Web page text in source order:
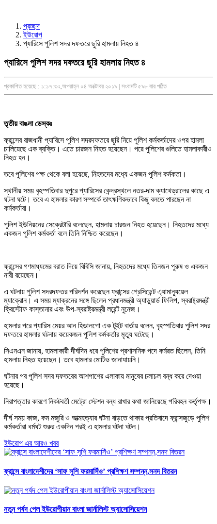
প্রচ্ছদ
ইউরোপ
প্যারিসে পুলিশ সদর দফতরে ছুরি হামলায় নিহত ৪
প্যারিসে পুলিশ সদর দফতরে ছুরি হামলায় নিহত ৪
প্রকাশিত হয়েছে : ১:১৭:৩২,অপরাহ্ন ০৪ অক্টোবর ২০১৯ | সংবাদটি ৫৯৮ বার পঠিত
তৃতীয় বাঙলা ডেস্কঃ
ফ্রান্সের রাজধানী প্যারিসে পুলিশ সদরদফতরে ছুরি নিয়ে পুলিশ কর্মকর্তাদের ওপর হামলা
চালিয়েছে এক ব্যক্তি। এতে চারজন নিহত হয়েছেন। পরে পুলিশের গুলিতে হামলাকারীও
নিহত হন।
তবে পুলিশের পক্ষ থেকে বলা হয়েছে, নিহতদের মধ্যে একজন পুলিশ কর্মকতা।
স্থানীয় সময় বৃহস্পতিবার দুপুরে প্যারিসের কেন্দ্রস্থলে নতর-দাম ক্যাথেড্রালের কাছে এ
ঘটনা ঘটে। তবে এ হামলার কারণ সম্পর্কে তাৎক্ষণিকভাবে কিছু বলতে পারছেন না
কর্মকর্তারা।
পুলিশ ইউনিয়নের সেক্রেটারি বলেছেন, হামলায় চারজন নিহত হয়েছেন। নিহতদের মধ্যে
একজন পুলিশ কর্মকর্তা বলে তিনি নিশ্চিত করেছেন।
ফ্রান্সের গণমাধ্যমের বরাত দিয়ে বিবিসি জানায়, নিহতদের মধ্যে তিনজন পুরুষ ও একজন
নারী রয়েছেন।
এ ঘটনায় পুলিশ সদরদফতর পরিদর্শন করেছেন ফ্রান্সের প্রেসিডেন্ট এ্যামান্যুয়েল
ম্যাক্রোন। এ সময় ম্যাক্রনের সঙ্গে ছিলেন প্রধানমন্ত্রী অ্যাডুয়ার্ড ফিলিপ, স্বরাষ্ট্রমন্ত্রী
ক্রিস্টোফ কাস্তানার এবং উপ-স্বরাষ্ট্রমন্ত্রী লরেন্ট নুনেজ।
হামলার পরে প্যারিস মেয়র আন হিডালগো এক টুইট বার্তায় বলেন, বৃহস্পতিবার পুলিশ সদর
দফতরে হামলার ঘটনায় কয়েকজন পুলিশ কর্মকর্তার মৃত্যু ঘটেছে।
সিএনএন জানায়, হামলাকারী দীর্ঘদিন ধরে পুলিশের প্রশাসনিক পদে কর্মরত ছিলেন, তিনি
হামলায় নিহত হয়েছেন। তবে হামলার মোটিভ জানাযায়নি।
ঘটনার পর পুলিশ সদর দফতরের আশপাশের এলাকায় মানুষের চলাচল বন্ধ করে দেওয়া
হয়েছে।
নিরাপত্তার কারণে নিকটবর্তী মেট্রো স্টেশন বন্ধ রাখার কথা জানিয়েছে পরিবহন কর্তৃপক্ষ।
দীর্ঘ সময় কাজ, কম মজুরি ও আত্মহত্যার ঘটনা বাড়তে থাকার প্রতিবাদে ফ্রান্সজুড়ে পুলিশ
কর্মকর্তারা ধর্মঘট শুরুর একদিন পরই এ হামলার ঘটনা ঘটল।
ইউরোপ এর আরও খবর
ফ্রান্সে বাংলাদেশীদের ‘সাফ সুশি ফরমাসিঁও’ প্রশিক্ষণ সম্পন্ন,সনদ বিতরন
নতুন পর্ষদ পেল ইউরোপীয়ান বাংলা জার্নালিস্ট অ্যাসোসিয়েশন